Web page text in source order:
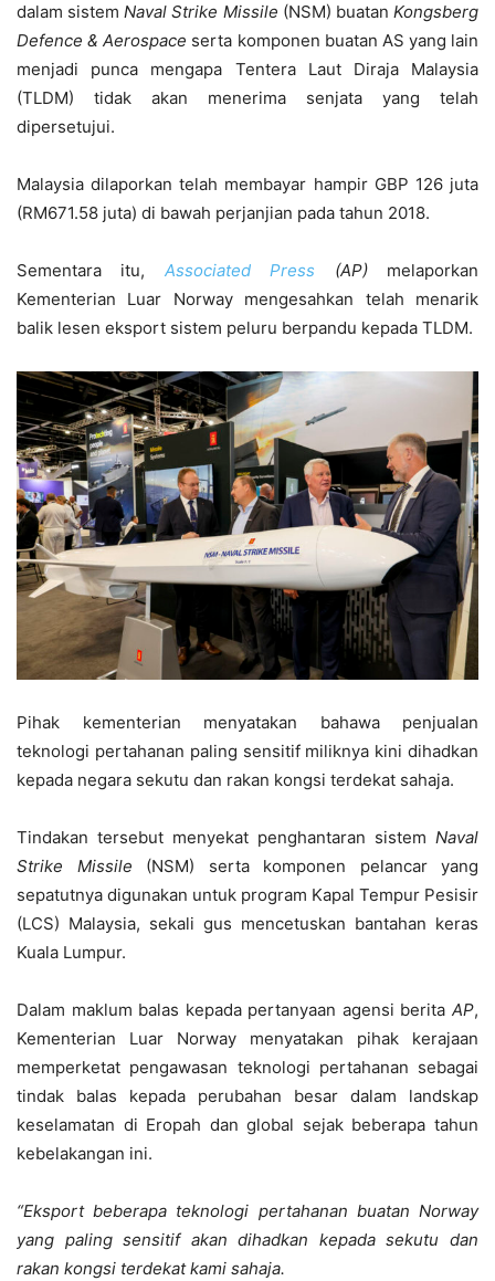
dalam sistemNaval Strike Missile (NSM) buatanKongsberg
Defence & Aerospace serta komponen buatan AS yang lain
menjadi punca mengapa Tentera Laut Diraja Malaysia
(TLDM) tidak akan menerima senjata yang telah
dipersetujui.
Malaysia dilaporkan telah membayar hampir GBP 126 juta
(RM671.58 juta) di bawah perjanjian pada tahun 2018.
Sementara itu, Associated Press (AP) melaporkan
Kementerian Luar Norway mengesahkan telah menarik
balik lesen eksport sistem peluru berpandu kepada TLDM.
Pihak kementerian menyatakan bahawa penjualan
teknologi pertahanan paling sensitif miliknya kini dihadkan
kepada negara sekutu dan rakan kongsi terdekat sahaja.
Tindakan tersebut menyekat penghantaran sistem Naval
Strike Missile (NSM) serta komponen pelancar yang
sepatutnya digunakan untuk program Kapal Tempur Pesisir
(LCS) Malaysia, sekali gus mencetuskan bantahan keras
Kuala Lumpur.
Dalam maklum balas kepada pertanyaan agensi berita AP,
Kementerian Luar Norway menyatakan pihak kerajaan
memperketat pengawasan teknologi pertahanan sebagai
tindak balas kepada perubahan besar dalam landskap
keselamatan di Eropah dan global sejak beberapa tahun
kebelakangan ini.
“Eksport beberapa teknologi pertahanan buatan Norway
yang paling sensitif akan dihadkan kepada sekutu dan
rakan kongsi terdekat kami sahaja.